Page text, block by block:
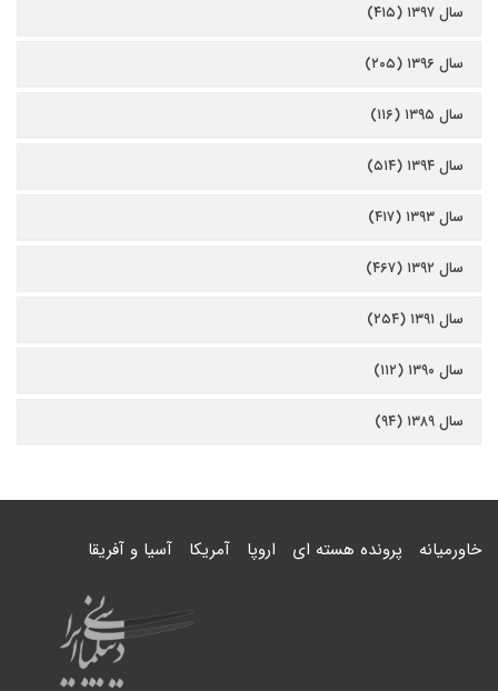
سال ۱۳۹۷ (۴۱۵)
سال ۱۳۹۶ (۲۰۵)
سال ۱۳۹۵ (۱۱۶)
سال ۱۳۹۴ (۵۱۴)
سال ۱۳۹۳ (۴۱۷)
سال ۱۳۹۲ (۴۶۷)
سال ۱۳۹۱ (۲۵۴)
سال ۱۳۹۰ (۱۱۲)
سال ۱۳۸۹ (۹۴)
خاورمیانه پرونده هسته ای اروپا آمریکا آسیا و آفریقا